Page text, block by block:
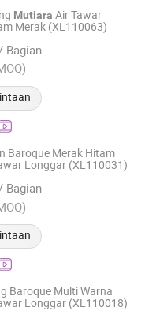
Perhiasan DIY
Mutiara Air Tawar
Merak (XL110063)
Bagian
2013
Baroque Merak Hitam
Longgar (XL110031)
Bagian
2013
Baroque Multi Warna
Longgar (XL110018)